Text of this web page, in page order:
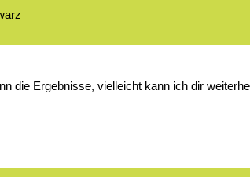
die Ergebnisse, vielleicht kann ich dir